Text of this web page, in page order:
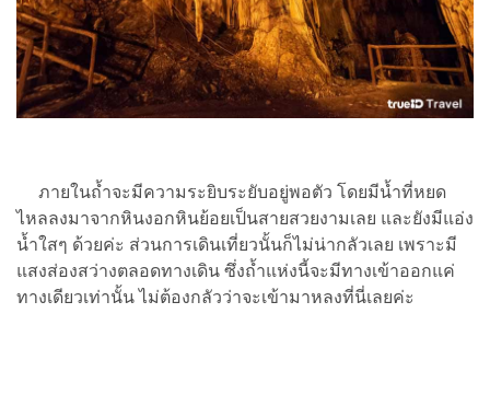
ภายในถ้ำจะมีความระยิบระยับอยู่พอตัว โดยมีน้ำที่หยด
ไหลลงมาจากหินงอกหินย้อยเป็นสายสวยงามเลย และยังมีแอ่ง
น้ำใสๆ ด้วยค่ะ ส่วนการเดินเที่ยวนั้นก็ไม่น่ากลัวเลย เพราะมี
แสงส่องสว่างตลอดทางเดิน ซึ่งถ้ำแห่งนี้จะมีทางเข้าออกแค่
ทางเดียวเท่านั้น ไม่ต้องกลัวว่าจะเข้ามาหลงที่นี่เลยค่ะ